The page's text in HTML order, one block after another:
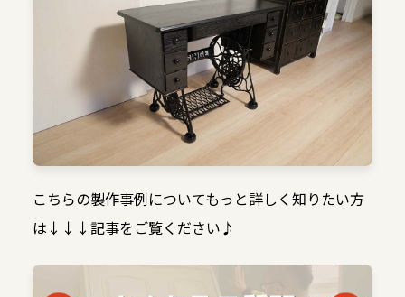
こちらの製作事例についてもっと詳しく知りたい方
は↓↓↓記事をご覧ください♪